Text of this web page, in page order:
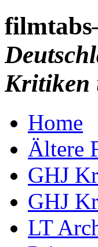
filmtabs
Kritiken
Home
Ältere
GHJ
GHJ
LT